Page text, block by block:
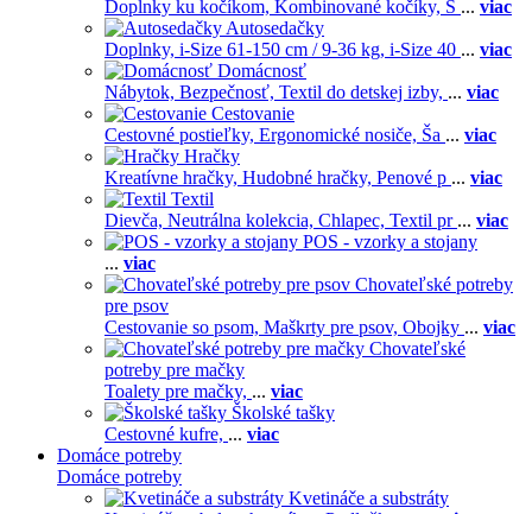
Doplnky ku kočíkom, Kombinované kočíky, S ... viac
Autosedačky
Doplnky, i-Size 61-150 cm / 9-36 kg, i-Size 40 ... viac
Domácnosť
Nábytok, Bezpečnosť, Textil do detskej izby, ... viac
Cestovanie
Cestovné postieľky, Ergonomické nosiče, Ša ... viac
Hračky
Kreatívne hračky, Hudobné hračky, Penové p ... viac
Textil
Dievča, Neutrálna kolekcia, Chlapec, Textil pr ... viac
POS - vzorky a stojany
... viac
Chovateľské potreby
pre psov
Cestovanie so psom, Maškrty pre psov, Obojky ... viac
Chovateľské
potreby pre mačky
Toalety pre mačky, ... viac
Školské tašky
Cestovné kufre, ... viac
Domáce potreby
Domáce potreby
Kvetináče a substráty